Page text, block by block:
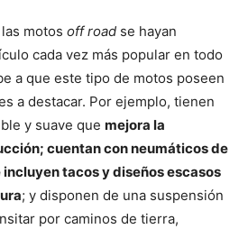
motos off road se hayan
cada vez más popular en todo
a que este tipo de motos poseen
a destacar. Por ejemplo, tienen
y suave que mejora la
cuentan con neumáticos de
tacos y diseños escasos
; y disponen de una suspensión
por caminos de tierra,